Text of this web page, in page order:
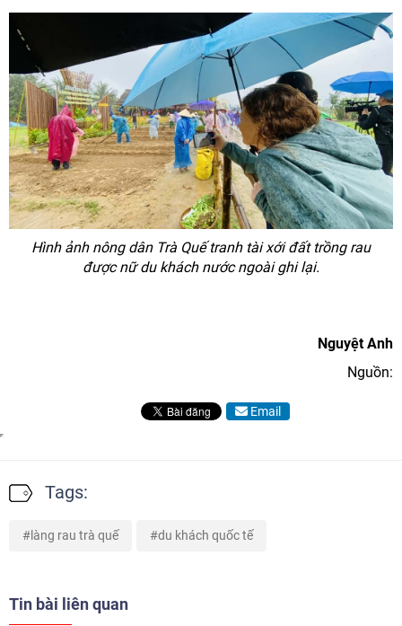
Hình ảnh nông dân Trà Quế tranh tài xới đất trồng rau
được nữ du khách nước ngoài ghi lại.
Nguyệt Anh
Nguồn:
Email
Tags:
làng rau trà quế du khách quốc tế
Tin bài liên quan